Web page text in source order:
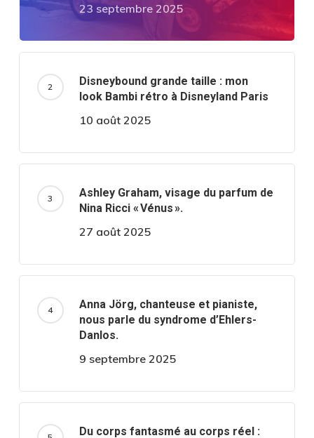
23 septembre 2025
Disneybound grande taille : mon
look Bambi rétro à Disneyland Paris
10 août 2025
Ashley Graham, visage du parfum de
Nina Ricci « Vénus ».
27 août 2025
Anna Jörg, chanteuse et pianiste,
nous parle du syndrome d’Ehlers-
Danlos.
9 septembre 2025
Du corps fantasmé au corps réel :